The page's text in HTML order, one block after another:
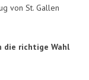
von St. Gallen
die richtige Wahl